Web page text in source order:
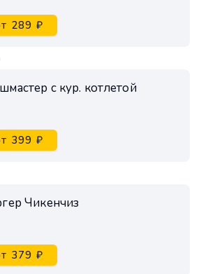
289 ₽
с кур. котлетой
399 ₽
Чикенчиз
379 ₽